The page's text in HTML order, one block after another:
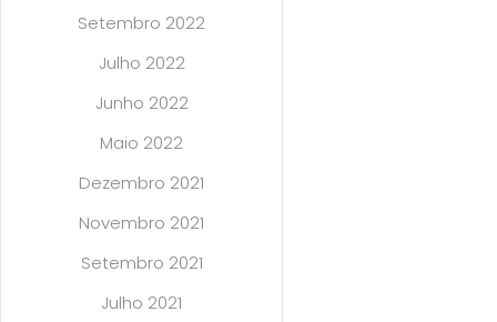
Setembro 2022
Julho 2022
Junho 2022
Maio 2022
Dezembro 2021
Novembro 2021
Setembro 2021
Julho 2021